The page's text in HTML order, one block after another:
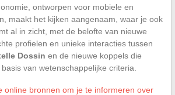
ontworpen voor mobiele en
maakt het kijken aangenaam, waar je ook
al in zicht, met de belofte van nieuwe
profielen en unieke interacties tussen
Dossin en de nieuwe koppels die
van wetenschappelijke criteria.
online bronnen om je te informeren over